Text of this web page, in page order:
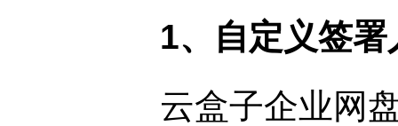
1、自定义签
云盒子企业网